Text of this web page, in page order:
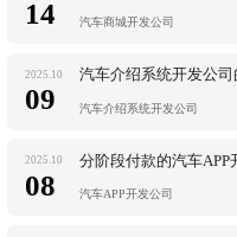
14 汽车商城开发公司
2025.10
09 汽车介绍系统开发公司
2025.10
08
分阶段付款的汽车APP
汽车APP开发公司